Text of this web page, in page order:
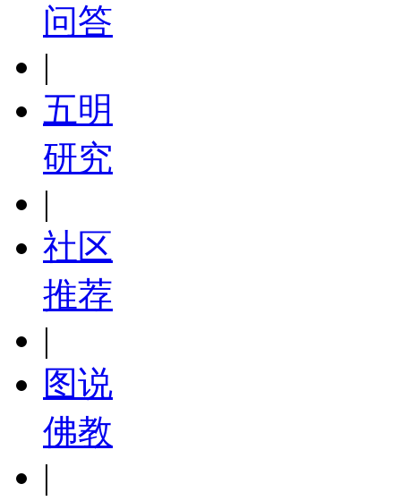
问答
|
五明
研究
|
社区
推荐
|
图说
佛教
|